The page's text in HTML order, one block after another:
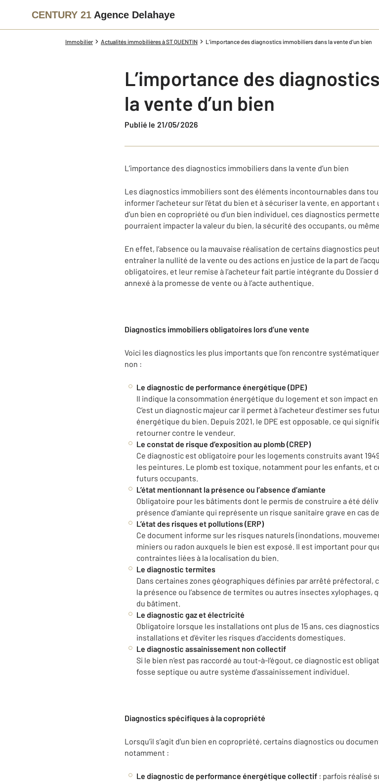
CENTURY 21 Agence Delahaye
Immobilier Actualités immobilières à ST QUENTIN L’importance des diagnostics immobiliers dans la vente d’un bien
L’importance des
la vente d’un bien
Publié le 21/05/2026
L’importance des diagnostics immobiliers dans la vente d’un bien
Les diagnostics immobiliers sont des éléments incontournables dans
informer l’acheteur sur l’état du bien et à sécuriser la vente, en apportant
d’un bien en copropriété ou d’un bien individuel, ces diagnostics
pourraient impacter la valeur du bien, la sécurité des occupants, ou
En effet, l’absence ou la mauvaise réalisation de certains diagnostics
entraîner la nullité de la vente ou des actions en justice de la part de
obligatoires, et leur remise à l’acheteur fait partie intégrante du Dossier
annexé à la promesse de vente ou à l’acte authentique.
Diagnostics immobiliers obligatoires lors d’une vente
Voici les diagnostics les plus importants que l’on rencontre
non :
Le diagnostic de performance énergétique (DPE)
Il indique la consommation énergétique du logement et son impact
C’est un diagnostic majeur car il permet à l’acheteur d’estimer ses
énergétique du bien. Depuis 2021, le DPE est opposable, ce qui
retourner contre le vendeur.
Le constat de risque d’exposition au plomb (CREP)
Ce diagnostic est obligatoire pour les logements construits avant
les peintures. Le plomb est toxique, notamment pour les enfants, et
futurs occupants.
L’état mentionnant la présence ou l’absence d’amiante
Obligatoire pour les bâtiments dont le permis de construire a été
présence d’amiante qui représente un risque sanitaire grave en cas
L’état des risques et pollutions (ERP)
Ce document informe sur les risques naturels (inondations,
miniers ou radon auxquels le bien est exposé. Il est important pour
contraintes liées à la localisation du bien.
Le diagnostic termites
Dans certaines zones géographiques définies par arrêté
la présence ou l’absence de termites ou autres insectes
du bâtiment.
Le diagnostic gaz et électricité
Obligatoire lorsque les installations ont plus de 15 ans, ces
installations et d’éviter les risques d’accidents domestiques.
Le diagnostic assainissement non collectif
Si le bien n’est pas raccordé au tout-à-l’égout, ce diagnostic est
fosse septique ou autre système d’assainissement individuel.
Diagnostics spécifiques à la copropriété
Lorsqu’il s’agit d’un bien en copropriété, certains diagnostics ou
notamment :
Le diagnostic de performance énergétique collectif : parfois réalisé